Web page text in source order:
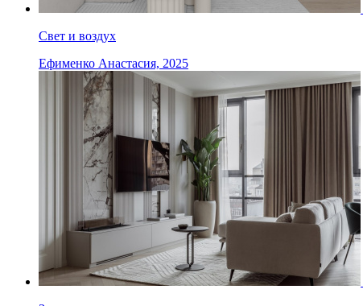
Свет и воздух
Ефименко Анастасия, 2025